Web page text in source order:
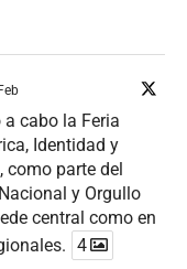
a cabo la Feria
Identidad y
como parte del
y Orgullo
central como en
4